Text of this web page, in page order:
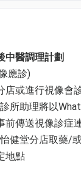
中醫調理計劃
應診)
店或進行視像會
所助理將以
前傳送視像診症
健堂分店取藥/
地點